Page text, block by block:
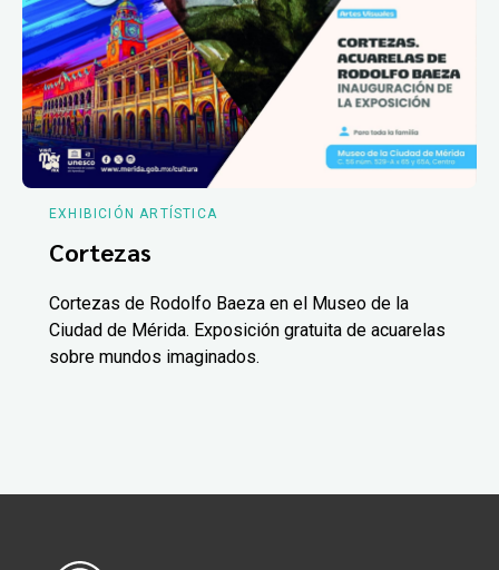
EXHIBICIÓN ARTÍSTICA
Cortezas
Cortezas de Rodolfo Baeza en el Museo de la
Ciudad de Mérida. Exposición gratuita de acuarelas
sobre mundos imaginados.